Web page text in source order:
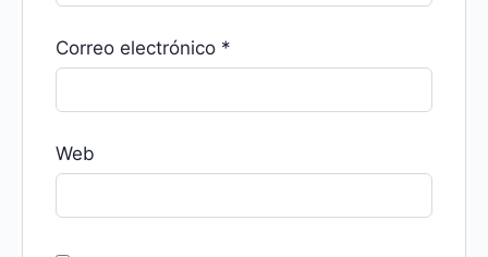
Correo electrónico *
Web